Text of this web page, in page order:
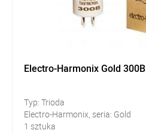
Electro-Harmonix Gold 300B
Typ: Trioda
Electro-Harmonix, seria: Gold
1 sztuka